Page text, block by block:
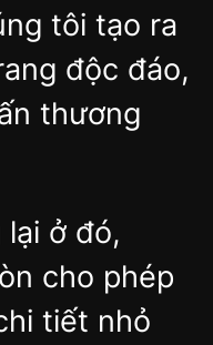
tôi tạo ra
độc đáo,
thương
ở đó,
cho phép
tiết nhỏ